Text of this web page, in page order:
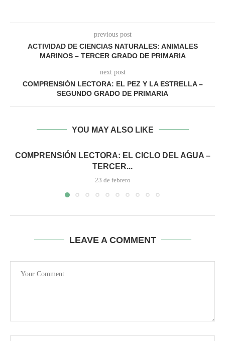
previous post
ACTIVIDAD DE CIENCIAS NATURALES: ANIMALES
MARINOS – TERCER GRADO DE PRIMARIA
next post
COMPRENSIÓN LECTORA: EL PEZ Y LA ESTRELLA –
SEGUNDO GRADO DE PRIMARIA
YOU MAY ALSO LIKE
COMPRENSIÓN LECTORA: EL CICLO DEL AGUA –
TERCER...
23 de febrero
LEAVE A COMMENT